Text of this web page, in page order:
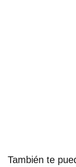
También te